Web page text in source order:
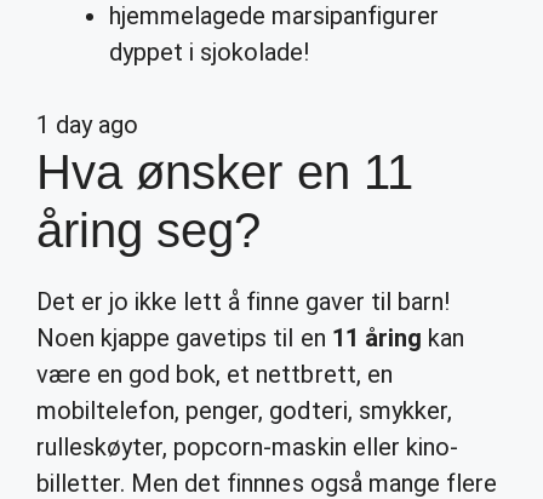
hjemmelagede marsipanfigurer
dyppet i sjokolade!
1 day ago
Hva ønsker en 11
åring seg?
Det er jo ikke lett å finne gaver til barn!
Noen kjappe gavetips til en 11 åring kan
være en god bok, et nettbrett, en
mobiltelefon, penger, godteri, smykker,
rulleskøyter, popcorn-maskin eller kino-
billetter. Men det finnnes også mange flere